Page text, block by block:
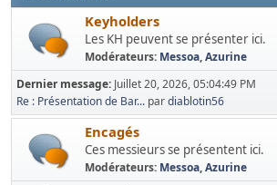
Keyholders
Les KH peuvent se présenter ici.
Modérateurs: Messoa,Azurine
Dernier message: Juillet 20, 2026, 05:04:49 PM
Re : Présentation de Bar... pardiablotin56
Encagés
Ces messieurs se présentent ici.
Modérateurs: Messoa,Azurine